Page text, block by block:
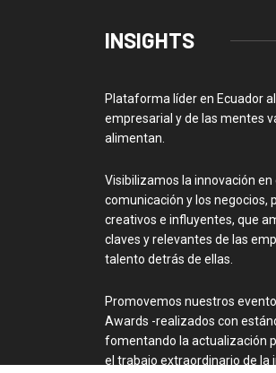
INSIGHTS
Plataforma líder en Ecuador
empresarial y de las mentes
alimentan.
Visibilizamos la innovación
comunicación y los negocios,
creativos e influyentes, que
claves y relevantes de las
talento detrás de ellas.
Promovemos nuestros
Awards -realizados con
fomentando la actualización
el trabajo extraordinario de la